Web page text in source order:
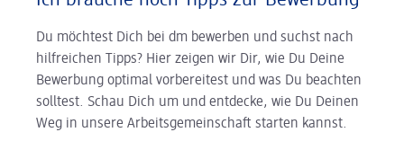
Du möchtest Dich bei dm bewerben und suchst nach
hilfreichen Tipps? Hier zeigen wir Dir, wie Du Deine
Bewerbung optimal vorbereitest und was Du beachten
solltest. Schau Dich um und entdecke, wie Du Deinen
Weg in unsere Arbeitsgemeinschaft starten kannst.